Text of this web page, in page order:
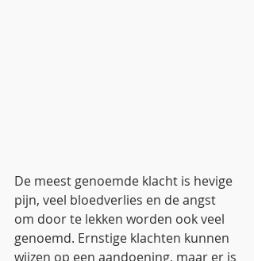
De meest genoemde klacht is hevige
pijn, veel bloedverlies en de angst
om door te lekken worden ook veel
genoemd. Ernstige klachten kunnen
wijzen op een aandoening, maar er is